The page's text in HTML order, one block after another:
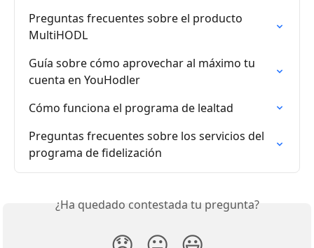
Preguntas frecuentes sobre el producto
MultiHODL
Guía sobre cómo aprovechar al máximo tu
cuenta en YouHodler
Cómo funciona el programa de lealtad
Preguntas frecuentes sobre los servicios del
programa de fidelización
¿Ha quedado contestada tu pregunta?